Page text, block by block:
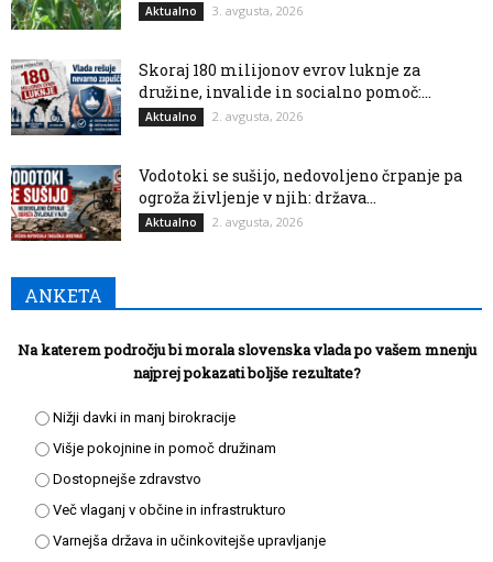
Aktualno 3. avgusta, 2026
Skoraj 180 milijonov evrov luknje za
družine, invalide in socialno pomoč:...
Aktualno 2. avgusta, 2026
Vodotoki se sušijo, nedovoljeno črpanje pa
ogroža življenje v njih: država...
Aktualno 2. avgusta, 2026
ANKETA
Na katerem področju bi morala slovenska vlada po vašem mnenju
najprej pokazati boljše rezultate?
Nižji davki in manj birokracije
Višje pokojnine in pomoč družinam
Dostopnejše zdravstvo
Več vlaganj v občine in infrastrukturo
Varnejša država in učinkovitejše upravljanje